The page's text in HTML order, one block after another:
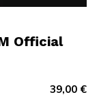
Official
39,00 €